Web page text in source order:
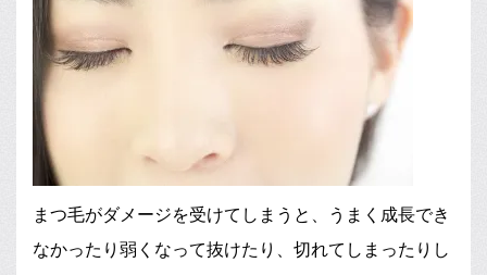
まつ毛がダメージを受けてしまうと、うまく成長でき
なかったり弱くなって抜けたり、切れてしまったりし